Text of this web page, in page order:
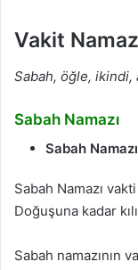
Vakit
Sabah, öğle, ikindi,
Sabah Namazı
Sabah
Sabah Namazı
Doğuşuna kadar
Sabah namazının